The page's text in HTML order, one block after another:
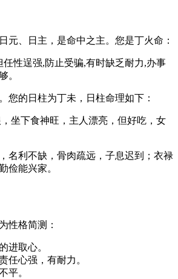
元、日主，是命中之主。您是丁火命：
性逞强,防止受骗,有时缺乏耐力,办事
。
您的日柱为丁未，日柱命理如下：
坐下食神旺，主人漂亮，但好吃，女
名利不缺，骨肉疏远，子息迟到；衣禄
俭能兴家。
性格简测：
进取心。
任心强，有耐力。
平。